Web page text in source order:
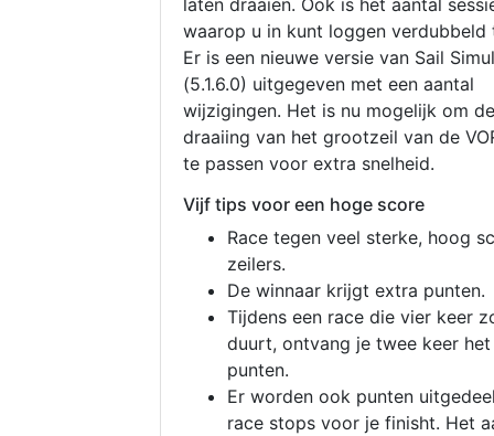
laten draaien. Ook is het aantal
waarop u in kunt loggen verdubbeld
Er is een nieuwe versie van Sail
(5.1.6.0) uitgegeven met een aantal
wijzigingen. Het is nu mogelijk om de
draaiing van het grootzeil van de
te passen voor extra snelheid.
Vijf tips voor een hoge score
Race tegen veel sterke, hoog
zeilers.
De winnaar krijgt extra punten.
Tijdens een race die vier keer
duurt, ontvang je twee keer
punten.
Er worden ook punten
race stops voor je finisht. Het